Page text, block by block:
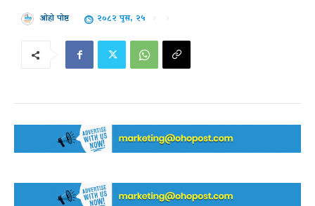
ओहो पोष्ट २०८२ पुस, २५